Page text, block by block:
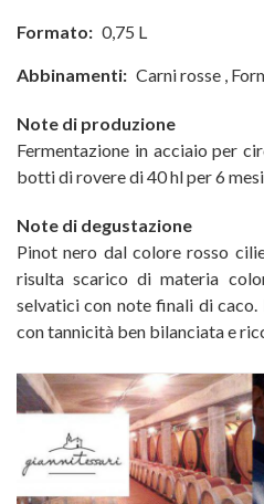
Formato: 0,75 L
Abbinamenti: Carni rosse ,
Note di produzione
Fermentazione in acciaio per
botti di rovere di 40 hl per 6
Note di degustazione
Pinot nero dal colore rosso
risulta scarico di materia
selvatici con note finali di
con tannicità ben bilanciata e